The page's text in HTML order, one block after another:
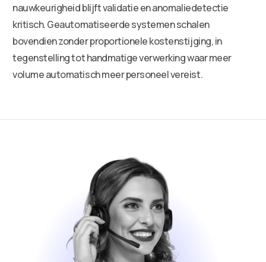
nauwkeurigheid blijft validatie en anomaliedetectie
kritisch. Geautomatiseerde systemen schalen
bovendien zonder proportionele kostenstijging, in
tegenstelling tot handmatige verwerking waar meer
volume automatisch meer personeel vereist.